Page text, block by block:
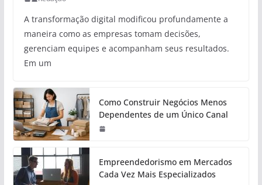
A transformação digital modificou profundamente a
maneira como as empresas tomam decisões,
gerenciam equipes e acompanham seus resultados.
Em um
Como Construir Negócios Menos
Dependentes de um Único Canal
Empreendedorismo em Mercados
Cada Vez Mais Especializados